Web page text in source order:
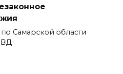
Самарской области